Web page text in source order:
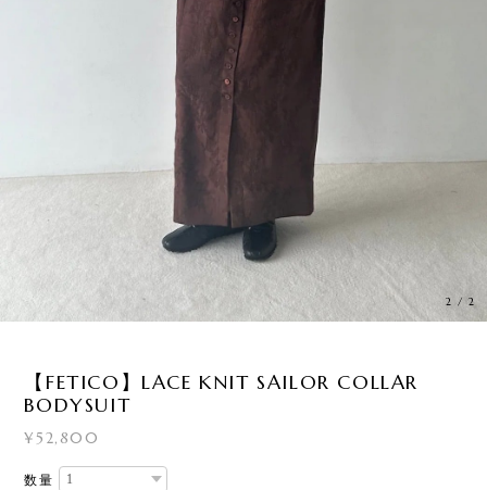
2 /2
【FETICO】LACE KNIT SAILOR COLLAR
BODYSUIT
¥52,800
数量